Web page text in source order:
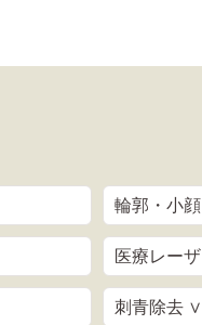
輪郭・小
医療レー
刺青除去 ∨